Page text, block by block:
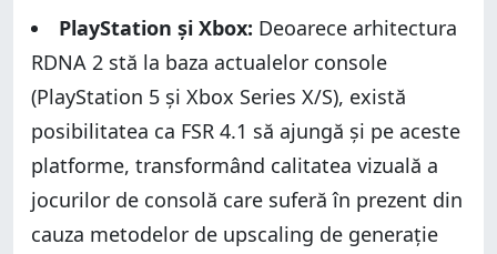
PlayStation și Xbox: Deoarece arhitectura
RDNA 2 stă la baza actualelor console
(PlayStation 5 și Xbox Series X/S), există
posibilitatea ca FSR 4.1 să ajungă și pe aceste
platforme, transformând calitatea vizuală a
jocurilor de consolă care suferă în prezent din
cauza metodelor de upscaling de generație